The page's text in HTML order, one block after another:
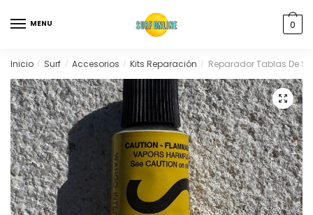
MENU 0
Inicio / Surf / Accesorios / Kits Reparación / Reparador Tablas De
🔍